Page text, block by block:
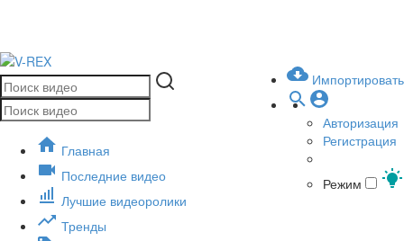
Импортировать
Авторизация
Регистрация
Режим
Главная
Последние видео
Лучшие видеоролики
Тренды